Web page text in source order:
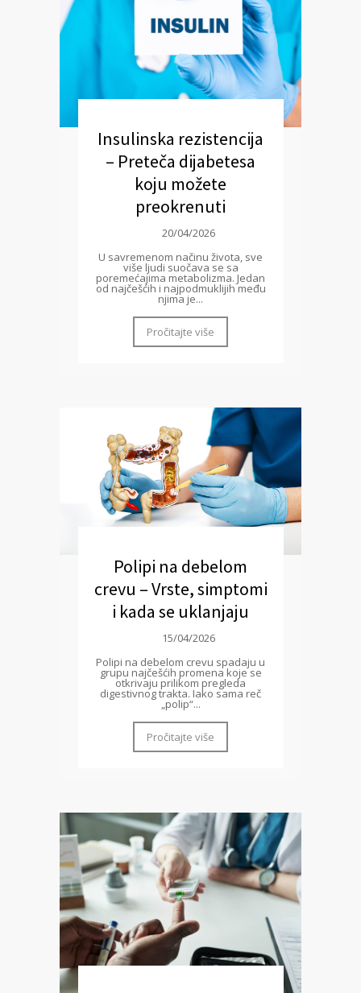
Insulinska rezistencija
– Preteča dijabetesa
koju možete
preokrenuti
20/04/2026
U savremenom načinu života, sve
više ljudi suočava se sa
poremećajima metabolizma. Jedan
od najčešćih i najpodmuklijih među
njima je...
Pročitajte više
Polipi na debelom
crevu – Vrste, simptomi
i kada se uklanjaju
15/04/2026
Polipi na debelom crevu spadaju u
grupu najčešćih promena koje se
otkrivaju prilikom pregleda
digestivnog trakta. Iako sama reč
„polip“...
Pročitajte više